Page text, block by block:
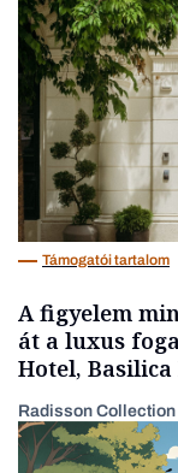
Magyar cégek
Támogatói tartalom
A figyelem
át a luxus
Hotel,
Radisson Collection